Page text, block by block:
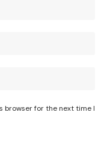
browser for the next time I